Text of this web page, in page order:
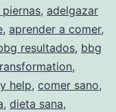
, adelgazar
, aprender a comer,
resultados, bbg
,
help, comer sano,
, dieta sana,